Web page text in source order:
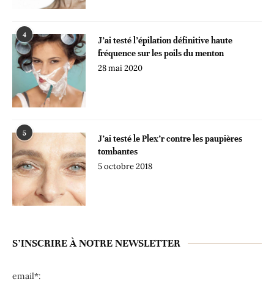
4
J’ai testé l’épilation définitive haute
fréquence sur les poils du menton
28 mai 2020
5
J’ai testé le Plex’r contre les paupières
tombantes
5 octobre 2018
S’INSCRIRE À NOTRE NEWSLETTER
email*: